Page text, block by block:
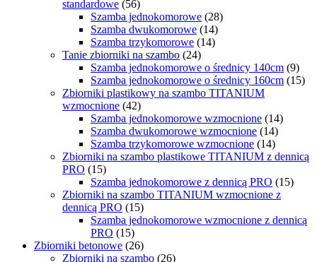
standardowe (56)
Szamba jednokomorowe (28)
Szamba dwukomorowe (14)
Szamba trzykomorowe (14)
Tanie zbiorniki na szambo (24)
Szamba jednokomorowe o średnicy 140cm (9)
Szamba jednokomorowe o średnicy 160cm (15)
Zbiorniki plastikowy na szambo TITANIUM
wzmocnione (42)
Szamba jednokomorowe wzmocnione (14)
Szamba dwukomorowe wzmocnione (14)
Szamba trzykomorowe wzmocnione (14)
Zbiorniki na szambo plastikowe TITANIUM z dennicą
PRO (15)
Szamba jednokomorowe z dennicą PRO (15)
Zbiorniki na szambo TITANIUM wzmocnione z
dennicą PRO (15)
Szamba jednokomorowe wzmocnione z dennicą
PRO (15)
Zbiorniki betonowe (26)
Zbiorniki na szambo (26)